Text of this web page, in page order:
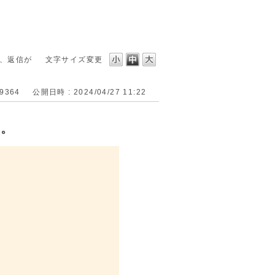
文字サイズ変更
返信が
公開日時 : 2024/04/27 11:22